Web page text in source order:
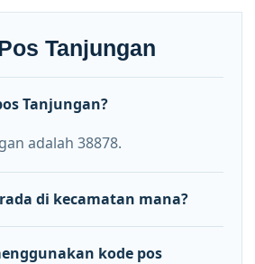
Tanjungan
Tanjungan?
adalah 38878.
di kecamatan mana?
kode pos